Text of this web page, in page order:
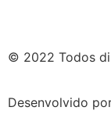
© 2022 Todos
Desenvolvido